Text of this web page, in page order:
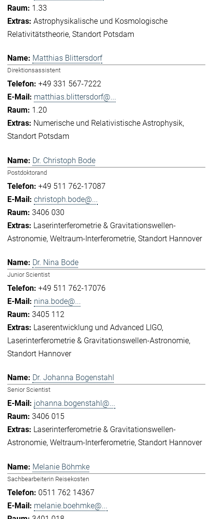
1.33
Astrophysikalische und Kosmologische
Relativitätstheorie Standort Potsdam
Matthias Blittersdorf
Direktionsassistent
+49 331 567-7222
matthias.blittersdorf@...
1.20
Numerische und Relativistische Astrophysik
Standort Potsdam
Dr. Christoph Bode
Postdoktorand
+49 511 762-17087
christoph.bode@...
3406 030
Laserinterferometrie & Gravitationswellen-
Astronomie Weltraum-Interferometrie Standort Hannover
Dr. Nina Bode
Junior Scientist
+49 511 762-17076
nina.bode@...
3405 112
Laserentwicklung und Advanced LIGO
Laserinterferometrie & Gravitationswellen-Astronomie
Standort Hannover
Dr. Johanna Bogenstahl
Senior Scientist
johanna.bogenstahl@...
3406 015
Laserinterferometrie & Gravitationswellen-
Astronomie Weltraum-Interferometrie Standort Hannover
Melanie Böhmke
Sachbearbeiterin Reisekosten
0511 762 14367
melanie.boehmke@...